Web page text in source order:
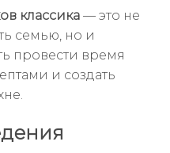
классика — это не
семью, но и
провести время
и создать